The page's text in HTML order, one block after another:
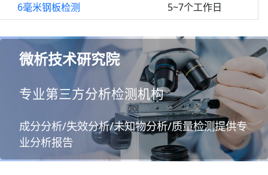
6毫米钢板检测 5~7个工作日
微析技术研究院
专业第三方分析检测机构
成分分析/失效分析/未知物分析/质量检测提供专
业分析报告